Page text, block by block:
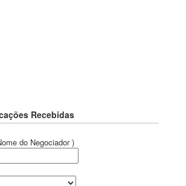
Recebidas
do Negociador )